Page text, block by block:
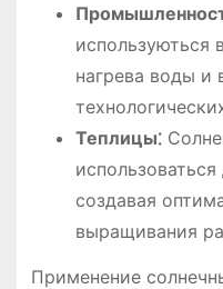
используються
нагрева воды и
Теплицы⁚
создавая
выращивания
Применение